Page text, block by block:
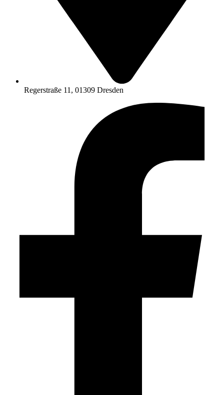
Regerstraße 11, 01309 Dresden